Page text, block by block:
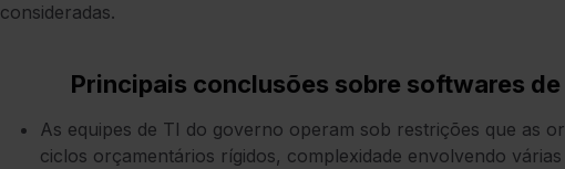
consideradas.
Principais conclusões sobre softwares
As equipes de TI do governo operam sob restrições que as
ciclos orçamentários rígidos, complexidade envolvendo